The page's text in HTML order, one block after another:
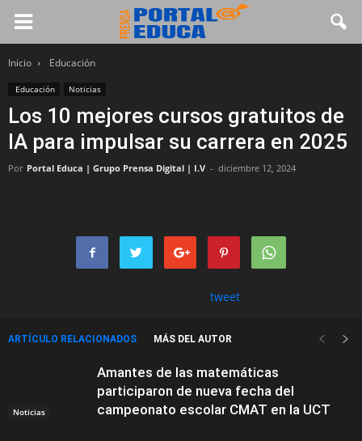
Inicio Educación
Educación Noticias
Los 10 mejores cursos gratuitos de
IA para impulsar su carrera en 2025
Por Portal Educa | Grupo Prensa Digital | I.V - diciembre 12, 2024
tweet
ARTÍCULO RELACIONADOS MÁS DEL AUTOR
Noticias
Amantes de las matemáticas
participaron de nueva fecha del
campeonato escolar CMAT en la UCT